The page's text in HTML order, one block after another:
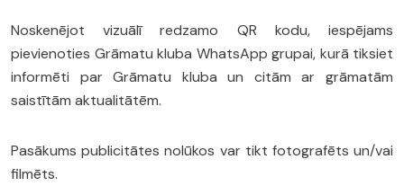
Noskenējot vizuālī redzamo QR kodu, iespējams
pievienoties Grāmatu kluba WhatsApp grupai, kurā tiksiet
informēti par Grāmatu kluba un citām ar grāmatām
saistītām aktualitātēm.
Pasākums publicitātes nolūkos var tikt fotografēts un/vai
filmēts.